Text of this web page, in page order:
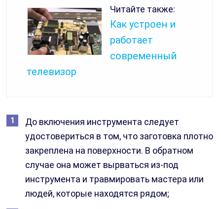
Читайте также:
Как устроен и
работает
современный
телевизор
До включения инструмента следует
удостовериться в том, что заготовка плотно
закреплена на поверхности. В обратном
случае она может вырваться из-под
инструмента и травмировать мастера или
людей, которые находятся рядом;